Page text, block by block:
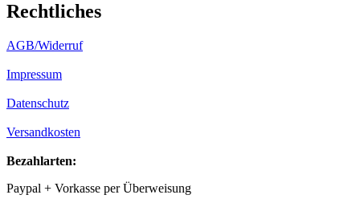
Rechtliches
AGB/Widerruf
Impressum
Datenschutz
Versandkosten
Bezahlarten:
Paypal + Vorkasse per Überweisung